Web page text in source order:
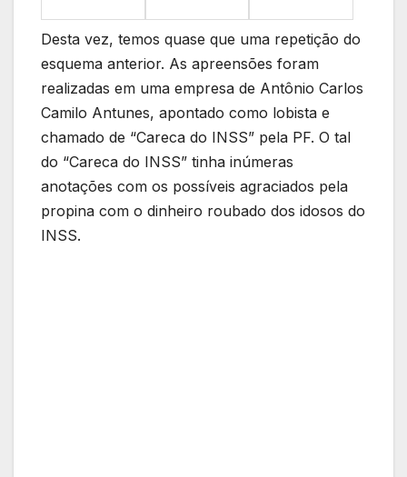
Desta vez, temos quase que uma repetição do
esquema anterior. As apreensões foram
realizadas em uma empresa de Antônio Carlos
Camilo Antunes, apontado como lobista e
chamado de “Careca do INSS” pela PF. O tal
do “Careca do INSS” tinha inúmeras
anotações com os possíveis agraciados pela
propina com o dinheiro roubado dos idosos do
INSS.